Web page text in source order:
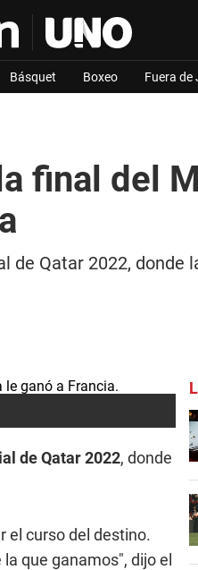
Básquet Boxeo Fuera de
final del
Qatar 2022, donde
de Qatar 2022, donde
el curso del destino.
que ganamos", dijo el